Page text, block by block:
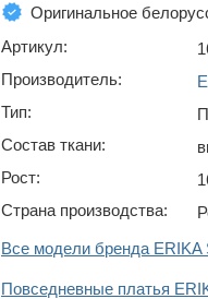
Оригинальное
Артикул:
Производитель:
Тип:
Состав ткани:
Рост:
Страна производства:
Все модели бренда ERIKA
Повседневные платья